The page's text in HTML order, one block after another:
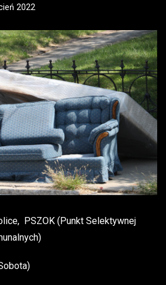
2022
PSZOK (Punkt Selektywnej